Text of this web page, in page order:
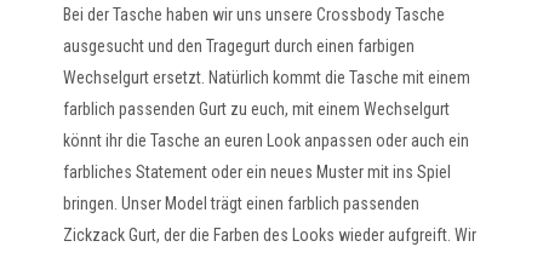
Bei der Tasche haben wir uns unsere Crossbody Tasche
ausgesucht und den Tragegurt durch einen farbigen
Wechselgurt ersetzt. Natürlich kommt die Tasche mit einem
farblich passenden Gurt zu euch, mit einem Wechselgurt
könnt ihr die Tasche an euren Look anpassen oder auch ein
farbliches Statement oder ein neues Muster mit ins Spiel
bringen. Unser Model trägt einen farblich passenden
Zickzack Gurt, der die Farben des Looks wieder aufgreift. Wir